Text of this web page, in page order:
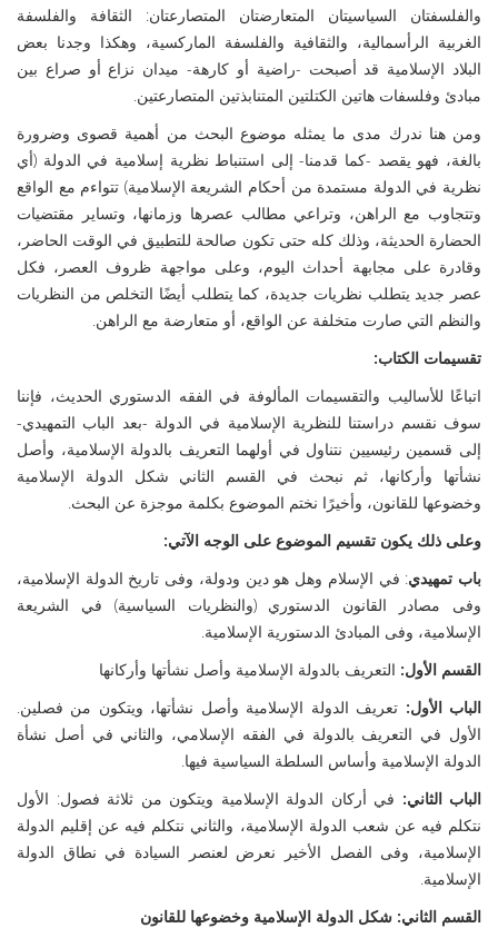
والفلسفتان السياسيتان المتعارضتان المتصارعتان: الثقافة والفلسفة
الغربية الرأسمالية، والثقافية والفلسفة الماركسية، وهكذا وجدنا بعض
البلاد الإسلامية قد أصبحت -راضية أو كارهة- ميدان نزاع أو صراع بين
مبادئ وفلسفات هاتين الكتلتين المتنابذتين المتصارعتين.
ومن هنا ندرك مدى ما يمثله موضوع البحث من أهمية قصوى وضرورة
بالغة، فهو يقصد -كما قدمنا- إلى استنباط نظرية إسلامية في الدولة (أي
نظرية في الدولة مستمدة من أحكام الشريعة الإسلامية) تتواءم مع الواقع
وتتجاوب مع الراهن، وتراعي مطالب عصرها وزمانها، وتساير مقتضيات
الحضارة الحديثة، وذلك كله حتى تكون صالحة للتطبيق في الوقت الحاضر،
وقادرة على مجابهة أحداث اليوم، وعلى مواجهة ظروف العصر، فكل
عصر جديد يتطلب نظريات جديدة، كما يتطلب أيضًا التخلص من النظريات
والنظم التي صارت متخلفة عن الواقع، أو متعارضة مع الراهن.
تقسيمات الكتاب:
اتباعًا للأساليب والتقسيمات المألوفة في الفقه الدستوري الحديث، فإننا
سوف نقسم دراستنا للنظرية الإسلامية في الدولة -بعد الباب التمهيدي-
إلى قسمين رئيسيين نتناول في أولهما التعريف بالدولة الإسلامية، وأصل
نشأتها وأركانها، ثم نبحث في القسم الثاني شكل الدولة الإسلامية
وخضوعها للقانون، وأخيرًا نختم الموضوع بكلمة موجزة عن البحث.
وعلى ذلك يكون تقسيم الموضوع على الوجه الآتي:
باب تمهيدي: في الإسلام وهل هو دين ودولة، وفى تاريخ الدولة الإسلامية،
وفى مصادر القانون الدستوري (والنظريات السياسية) في الشريعة
الإسلامية، وفى المبادئ الدستورية الإسلامية.
القسم الأول: التعريف بالدولة الإسلامية وأصل نشأتها وأركانها
الباب الأول: تعريف الدولة الإسلامية وأصل نشأتها، ويتكون من فصلين.
الأول في التعريف بالدولة في الفقه الإسلامي، والثاني في أصل نشأة
الدولة الإسلامية وأساس السلطة السياسية فيها.
الباب الثاني: في أركان الدولة الإسلامية ويتكون من ثلاثة فصول: الأول
نتكلم فيه عن شعب الدولة الإسلامية، والثاني نتكلم فيه عن إقليم الدولة
الإسلامية، وفى الفصل الأخير نعرض لعنصر السيادة في نطاق الدولة
الإسلامية.
القسم الثاني: شكل الدولة الإسلامية وخضوعها للقانون